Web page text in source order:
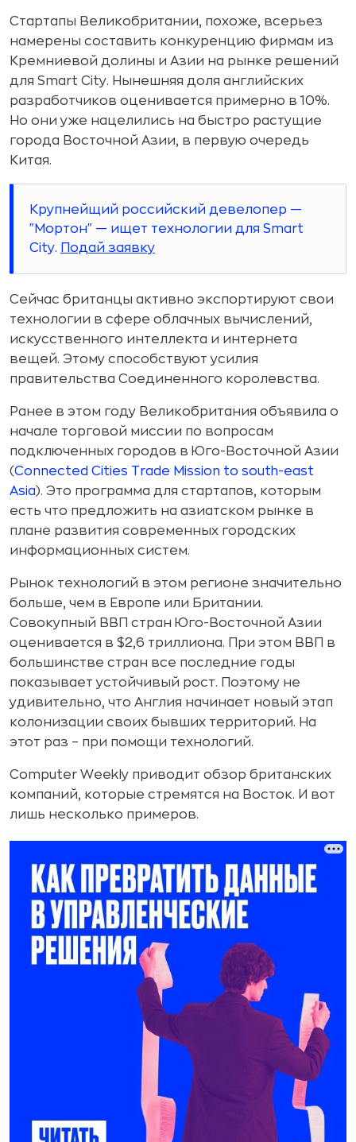
Стартапы Великобритании, похоже, всерьез
намерены составить конкуренцию фирмам из
Кремниевой долины и Азии на рынке решений
для Smart City. Нынешняя доля английских
разработчиков оценивается примерно в 10%.
Но они уже нацелились на быстро растущие
города Восточной Азии, в первую очередь
Китая.
Крупнейщий российский девелопер —
"Мортон" — ищет технологии для Smart
City. Подай заявку
Сейчас британцы активно экспортируют свои
технологии в сфере облачных вычислений,
искусственного интеллекта и интернета
вещей. Этому способствуют усилия
правительства Соединенного королевства.
Ранее в этом году Великобритания объявила о
начале торговой миссии по вопросам
подключенных городов в Юго-Восточной Азии
(Connected Cities Trade Mission to south-east
Asia). Это программа для стартапов, которым
есть что предложить на азиатском рынке в
плане развития современных городских
информационных систем.
Рынок технологий в этом регионе значительно
больше, чем в Европе или Британии.
Совокупный ВВП стран Юго-Восточной Азии
оценивается в $2,6 триллиона. При этом ВВП в
большинстве стран все последние годы
показывает устойчивый рост. Поэтому не
удивительно, что Англия начинает новый этап
колонизации своих бывших территорий. На
этот раз – при помощи технологий.
Computer Weekly приводит обзор британских
компаний, которые стремятся на Восток. И вот
лишь несколько примеров.